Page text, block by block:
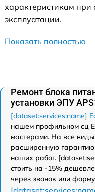
характеристикам при
эксплуатации.
Показать полностью
Ремонт блока
установки ЭПУ
[dataset:services:name]
нашем профильном сц
мастерами. На все виды
расширенную
наших работ.
стоить на -15%
через звонок или